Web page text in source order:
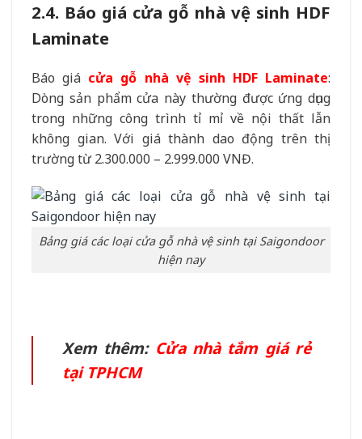
2.4. Báo giá cửa gỗ nhà vệ sinh HDF
Laminate
Báo giá cửa gỗ nhà vệ sinh HDF Laminate:
Dòng sản phẩm cửa này thường được ứng dụng
trong những công trình tỉ mỉ về nội thất lẫn
không gian. Với giá thành dao động trên thị
trường từ 2.300.000 – 2.999.000 VNĐ.
Bảng giá các loại cửa gỗ nhà vệ sinh tại Saigondoor
hiện nay
Xem thêm: Cửa nhà tắm giá rẻ
tại TPHCM